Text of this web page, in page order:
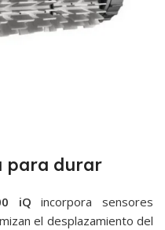
para durar
iQ incorpora sensores
el desplazamiento del